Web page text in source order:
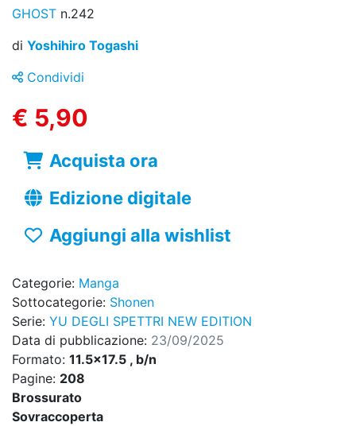
GHOST n.242
di Yoshihiro Togashi
Condividi
€ 5,90
Acquista ora
Edizione digitale
Aggiungi alla wishlist
Categorie: Manga
Sottocategorie: Shonen
Serie: YU DEGLI SPETTRI NEW EDITION
Data di pubblicazione: 23/09/2025
Formato: 11.5x17.5 , b/n
Pagine: 208
Brossurato
Sovraccoperta